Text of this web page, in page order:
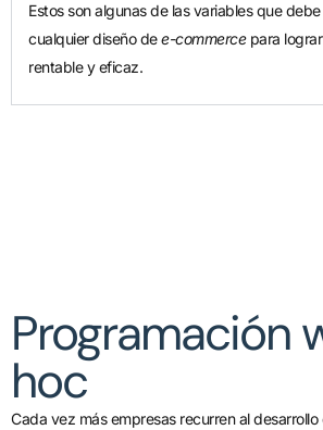
Estos son algunas de las variables que
cualquier diseño dee-commerce para
rentable y eficaz.
Programación
hoc
Cada vez más empresas recurren al desarrollo